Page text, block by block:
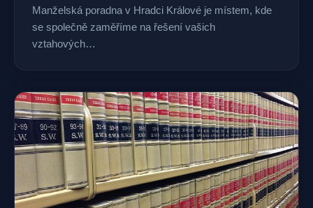
Manželská poradna v Hradci Králové je místem, kde
se společně zaměříme na řešení vašich
vztahových…